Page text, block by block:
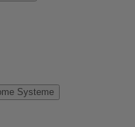
Systeme